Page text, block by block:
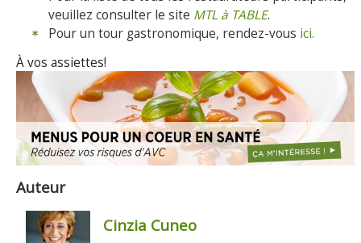
veuillez consulter le site MTL à TABLE.
Pour un tour gastronomique, rendez-vous ici.
À vos assiettes!
Auteur
Cinzia Cuneo